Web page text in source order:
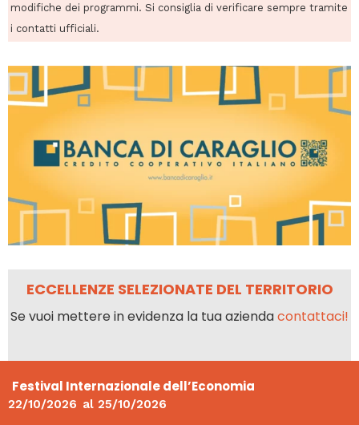
modifiche dei programmi. Si consiglia di verificare sempre tramite
i contatti ufficiali.
ECCELLENZE SELEZIONATE DEL TERRITORIO
Se vuoi mettere in evidenza la tua aziendacontattaci!
Festival Internazionale dell’Economia
22/10/2026 al 25/10/2026